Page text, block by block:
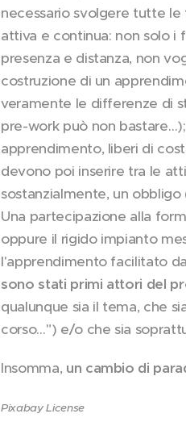
necessario svolgere tutte le
attiva e continua: non solo i
presenza e distanza, non
costruzione di un
veramente le differenze di
pre-work può non
apprendimento, liberi di
devono poi inserire tra le
sostanzialmente, un
Una partecipazione alla
oppure il rigido impianto
l'apprendimento facilitato
sono stati primi attori del
qualunque sia il tema, che
corso…") e/o che sia
Insomma, un cambio di
Pixabay License